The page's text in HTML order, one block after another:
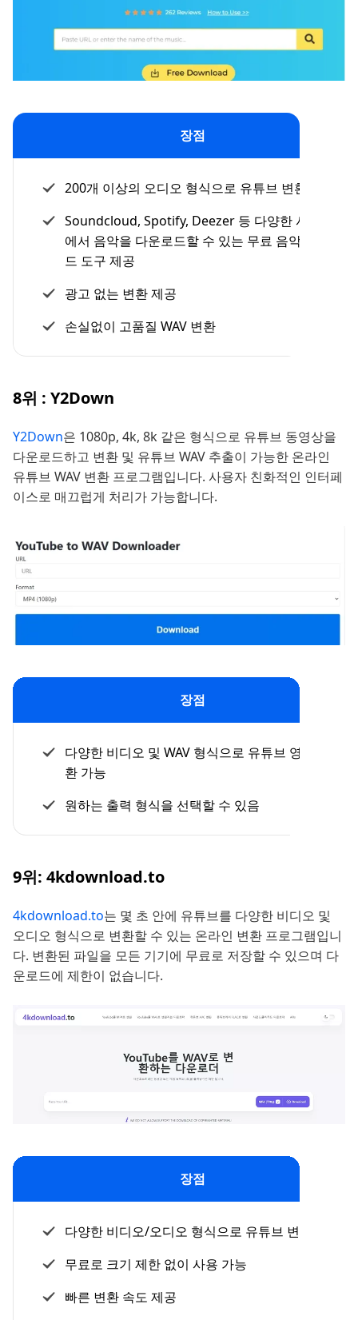
장점
200개 이상의 오디오 형식으로 유튜브 변환 지원
Soundcloud, Spotify, Deezer 등 다양한 사이트
에서 음악을 다운로드할 수 있는 무료 음악 다운로
드 도구 제공
광고 없는 변환 제공
손실없이 고품질 WAV 변환
8위 : Y2Down
Y2Down은 1080p, 4k, 8k 같은 형식으로 유튜브 동영상을
다운로드하고 변환 및 유튜브 WAV 추출이 가능한 온라인
유튜브 WAV 변환 프로그램입니다. 사용자 친화적인 인터페
이스로 매끄럽게 처리가 가능합니다.
장점
다양한 비디오 및 WAV 형식으로 유튜브 영상을 변
환 가능
원하는 출력 형식을 선택할 수 있음
9위: 4kdownload.to
4kdownload.to는 몇 초 안에 유튜브를 다양한 비디오 및
오디오 형식으로 변환할 수 있는 온라인 변환 프로그램입니
다. 변환된 파일을 모든 기기에 무료로 저장할 수 있으며 다
운로드에 제한이 없습니다.
장점
다양한 비디오/오디오 형식으로 유튜브 변환 지원
무료로 크기 제한 없이 사용 가능
빠른 변환 속도 제공